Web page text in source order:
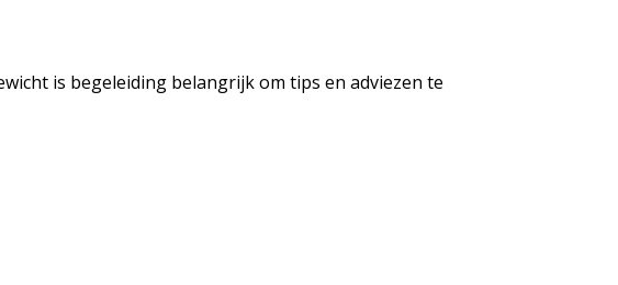
is begeleiding belangrijk om tips en adviezen te